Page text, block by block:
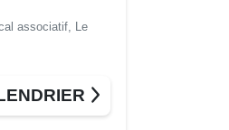
associatif, Le
: le besoin